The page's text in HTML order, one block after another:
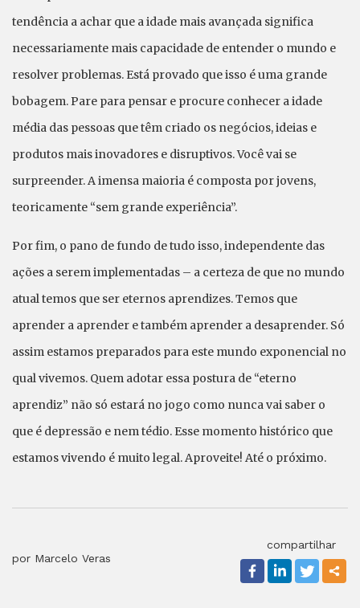
tendência a achar que a idade mais avançada significa
necessariamente mais capacidade de entender o mundo e
resolver problemas. Está provado que isso é uma grande
bobagem. Pare para pensar e procure conhecer a idade
média das pessoas que têm criado os negócios, ideias e
produtos mais inovadores e disruptivos. Você vai se
surpreender. A imensa maioria é composta por jovens,
teoricamente “sem grande experiência”.
Por fim, o pano de fundo de tudo isso, independente das
ações a serem implementadas – a certeza de que no mundo
atual temos que ser eternos aprendizes. Temos que
aprender a aprender e também aprender a desaprender. Só
assim estamos preparados para este mundo exponencial no
qual vivemos. Quem adotar essa postura de “eterno
aprendiz” não só estará no jogo como nunca vai saber o
que é depressão e nem tédio. Esse momento histórico que
estamos vivendo é muito legal. Aproveite! Até o próximo.
por Marcelo Veras
compartilhar